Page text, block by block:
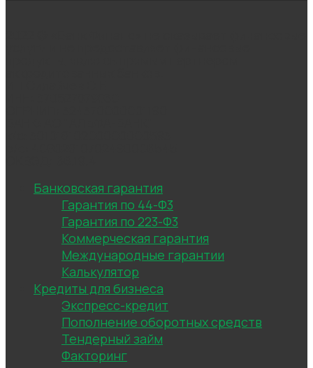
Банковская гарантия
Гарантия по 44-Ф3
Гарантия по 223-Ф3
Коммерческая гарантия
Международные гарантии
Калькулятор
Кредиты для бизнеса
Экспресс-кредит
Пополнение оборотных средств
Тендерный займ
Факторинг